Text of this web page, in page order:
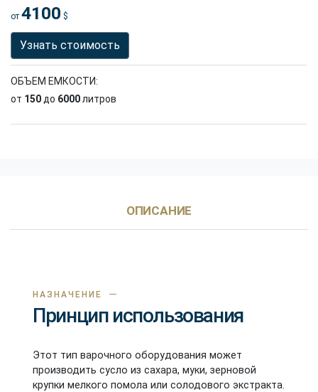
от 4100 $
Узнать стоимость
ОБЪЕМ ЕМКОСТИ:
от 150 до 6000литров
ОПИСАНИЕ
НАЗНАЧЕНИЕ
Принцип использования
Этот тип варочного оборудования может
производить сусло из сахара, муки, зерновой
крупки мелкого помола или солодового экстракта.